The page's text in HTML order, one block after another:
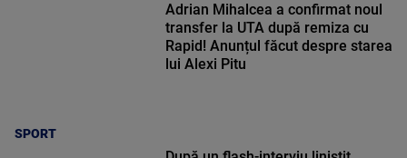
SPORT
Adrian Mihalcea a confirmat noul
transfer la UTA după remiza cu
Rapid! Anunțul făcut despre starea
lui Alexi Pitu